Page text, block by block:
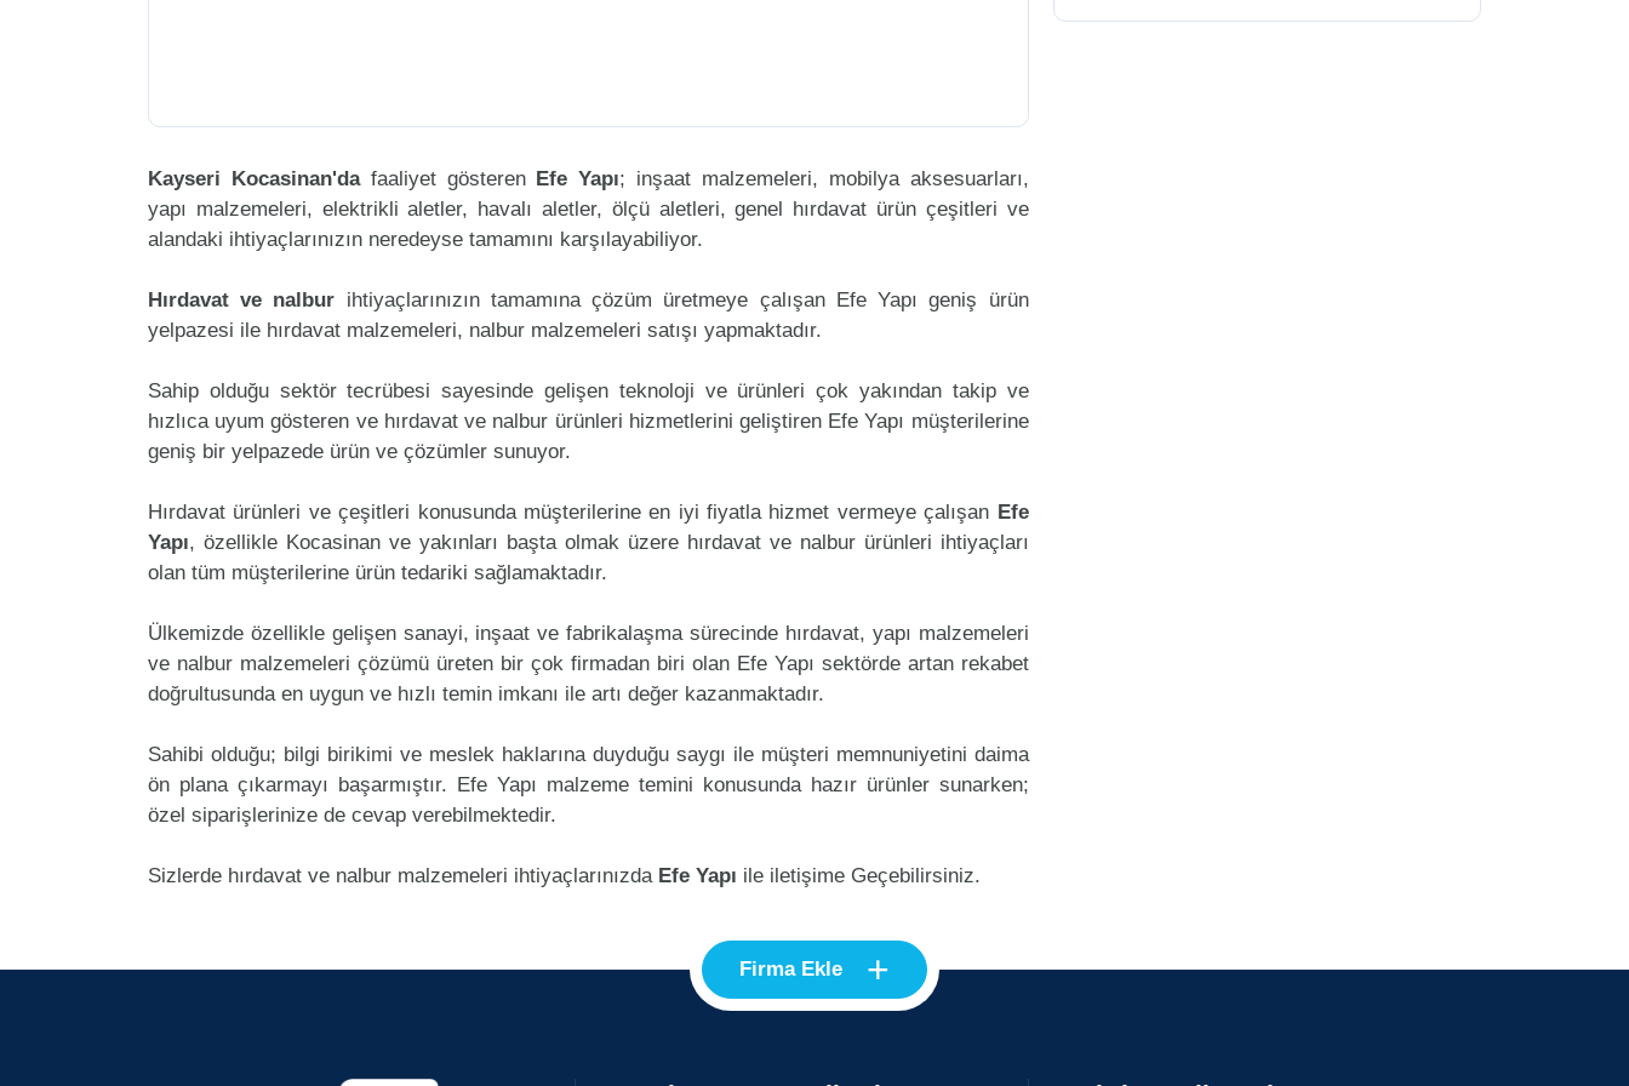
Kayseri Kocasinan'dafaaliyet gösteren Efe Yapı; inşaat malzemeleri, mobilya aksesuarları,
yapı malzemeleri, elektrikli aletler, havalı aletler, ölçü aletleri, genel hırdavat ürün çeşitleri ve
alandaki ihtiyaçlarınızın neredeyse tamamını karşılayabiliyor.
Hırdavat ve nalbur ihtiyaçlarınızın tamamına çözüm üretmeye çalışan Efe Yapı geniş ürün
yelpazesi ile hırdavat malzemeleri, nalbur malzemeleri satışı yapmaktadır.
Sahip olduğu sektör tecrübesi sayesinde gelişen teknoloji ve ürünleri çok yakından takip ve
hızlıca uyum gösteren ve hırdavat ve nalbur ürünleri hizmetlerini geliştiren Efe Yapı müşterilerine
geniş bir yelpazede ürün ve çözümler sunuyor.
Hırdavat ürünleri ve çeşitleri konusunda müşterilerine en iyi fiyatla hizmet vermeye çalışan Efe
Yapı, özellikle Kocasinan ve yakınları başta olmak üzere hırdavat ve nalbur ürünleri ihtiyaçları
olan tüm müşterilerine ürün tedariki sağlamaktadır.
Ülkemizde özellikle gelişen sanayi, inşaat ve fabrikalaşma sürecinde hırdavat, yapı malzemeleri
ve nalbur malzemeleri çözümü üreten bir çok firmadan biri olan Efe Yapı sektörde artan rekabet
doğrultusunda en uygun ve hızlı temin imkanı ile artı değer kazanmaktadır.
Sahibi olduğu; bilgi birikimi ve meslek haklarına duyduğu saygı ile müşteri memnuniyetini daima
ön plana çıkarmayı başarmıştır. Efe Yapı malzeme temini konusunda hazır ürünler sunarken;
özel siparişlerinize de cevap verebilmektedir.
Sizlerde hırdavat ve nalbur malzemeleri ihtiyaçlarınızda Efe Yapı ile iletişime Geçebilirsiniz.
Firma Ekle +